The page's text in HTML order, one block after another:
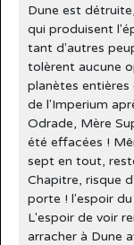
Dune est
qui produisent
tant d'autres
tolèrent aucune
planètes entières
de l'Imperium
Odrade, Mère
été effacées !
sept en tout,
Chapitre, risque
porte ! l'espoir du
L'espoir de voir
arracher à Dune